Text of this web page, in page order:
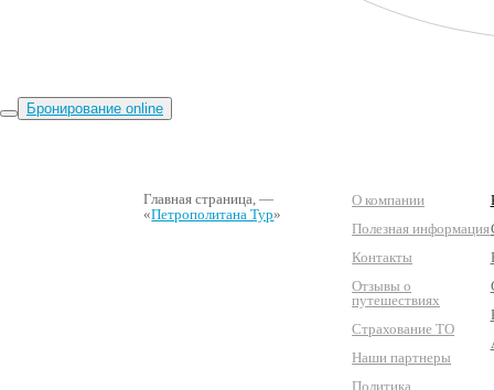
Главная страница, —
«Петрополитана Тур»
О компании
Полезная информация
Контакты
Отзывы о
путешествиях
Страхование ТО
Наши партнеры
Политика
Бронирование online